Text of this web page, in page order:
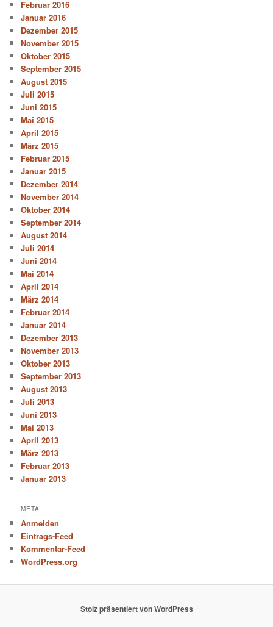
Februar 2016
Januar 2016
Dezember 2015
November 2015
Oktober 2015
September 2015
August 2015
Juli 2015
Juni 2015
Mai 2015
April 2015
März 2015
Februar 2015
Januar 2015
Dezember 2014
November 2014
Oktober 2014
September 2014
August 2014
Juli 2014
Juni 2014
Mai 2014
April 2014
März 2014
Februar 2014
Januar 2014
Dezember 2013
November 2013
Oktober 2013
September 2013
August 2013
Juli 2013
Juni 2013
Mai 2013
April 2013
März 2013
Februar 2013
Januar 2013
META
Anmelden
Eintrags-Feed
Kommentar-Feed
WordPress.org
Stolz präsentiert von WordPress